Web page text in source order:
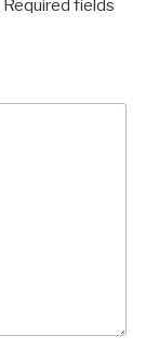
Required fields